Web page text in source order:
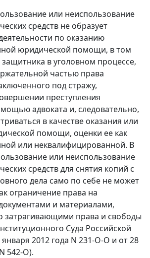
или неиспользование
средств не образует
по оказанию
юридической помощи, в том
защитника в уголовном процессе,
частью права
под стражу,
преступления
адвоката и, следовательно,
в качестве оказания или
помощи, оценки ее как
или неквалифицированной. В
или неиспользование
средств для снятия копий с
дела само по себе не может
ограничение права на
и материалами,
затрагивающими права и свободы
Суда Российской
2012 года N 231-О-О и от 28
542-О).